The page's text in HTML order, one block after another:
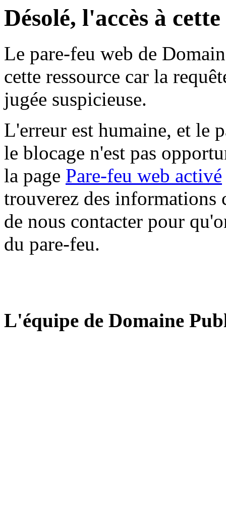
Désolé, l'accès à
Le pare-feu web de
cette ressource car la
jugée suspicieuse.
L'erreur est humaine, et le
le blocage n'est pas
la page Pare-feu web activé
trouverez des informations
de nous contacter pour
du pare-feu.
L'équipe de Domaine